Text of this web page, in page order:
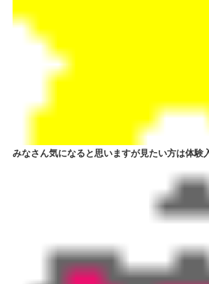
みなさん気になると思いますが見たい方は体験